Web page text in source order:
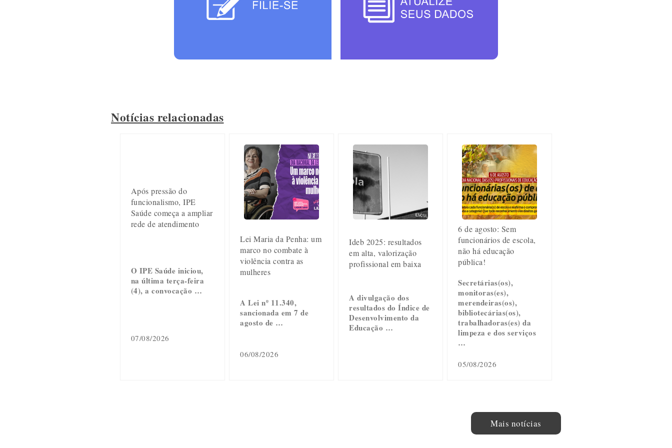
Notícias relacionadas
Após pressão do
funcionalismo, IPE
Saúde começa a ampliar
rede de atendimento
O IPE Saúde iniciou,
na última terça-feira
(4), a convocação …
07/08/2026
Lei Maria da Penha: um
marco no combate à
violência contra as
mulheres
A Lei nº 11.340,
sancionada em 7 de
agosto de …
06/08/2026
Ideb 2025: resultados
em alta, valorização
profissional em baixa
A divulgação dos
resultados do Índice de
Desenvolvimento da
Educação …
6 de agosto: Sem
funcionários de escola,
não há educação
pública!
Secretárias(os),
monitoras(es),
merendeiras(os),
bibliotecárias(os),
trabalhadoras(es) da
limpeza e dos serviços
…
05/08/2026
Mais notícias